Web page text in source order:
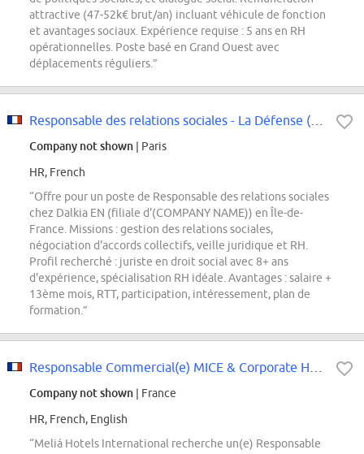
attractive (47-52k€ brut/an) incluant véhicule de fonction
et avantages sociaux. Expérience requise : 5 ans en RH
opérationnelles. Poste basé en Grand Ouest avec
déplacements réguliers.”
Company not shown | Paris
HR, French
“Offre pour un poste de Responsable des relations sociales
chez Dalkia EN (filiale d'(COMPANY NAME)) en Île-de-
France. Missions : gestion des relations sociales,
négociation d'accords collectifs, veille juridique et RH.
Profil recherché : juriste en droit social avec 8+ ans
d'expérience, spécialisation RH idéale. Avantages : salaire +
13ème mois, RTT, participation, intéressement, plan de
formation.”
Company not shown | France
HR, French, English
“Meliá Hotels International recherche un(e) Responsable